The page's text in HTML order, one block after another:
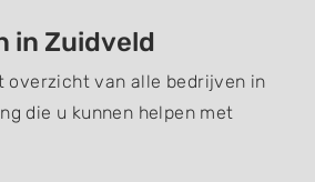
in Zuidveld
overzicht van alle bedrijven in
die u kunnen helpen met